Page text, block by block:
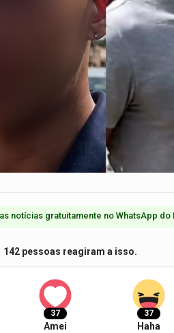
notícias gratuitamente no WhatsApp do
142 pessoas reagiram a isso.
37
Amei
37
Haha